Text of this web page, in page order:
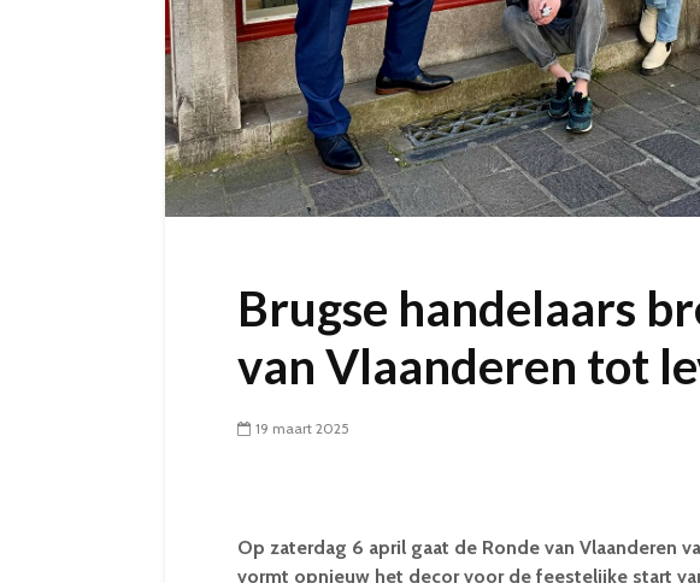
Brugse handelaars
van Vlaanderen tot
19 maart 2025
Op zaterdag 6 april gaat de Ronde van Vlaanderen
vormt opnieuw het decor voor de feestelijke start